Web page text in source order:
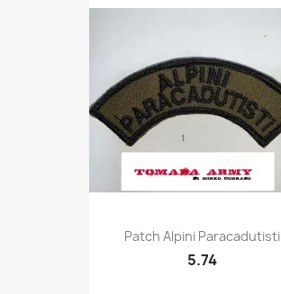
Quick view
Patch Alpini Paracadutisti
5.74